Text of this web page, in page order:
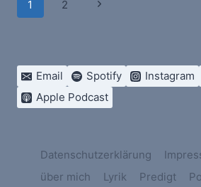
Seitennavigation
1 2
Nächste
Email Spotify Instagram
Apple Podcast
Datenschutzerklärung
über mich
Lyrik Predigt